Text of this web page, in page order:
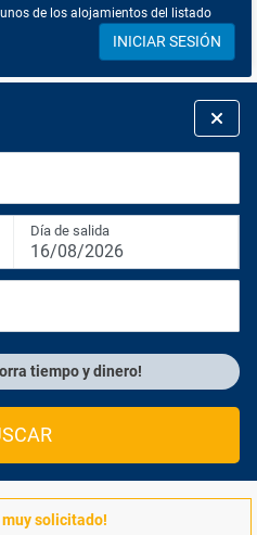
de los alojamientos del listado
INICIAR SESIÓN
Día de salida
16/08/2026
tiempo y dinero!
muy solicitado!